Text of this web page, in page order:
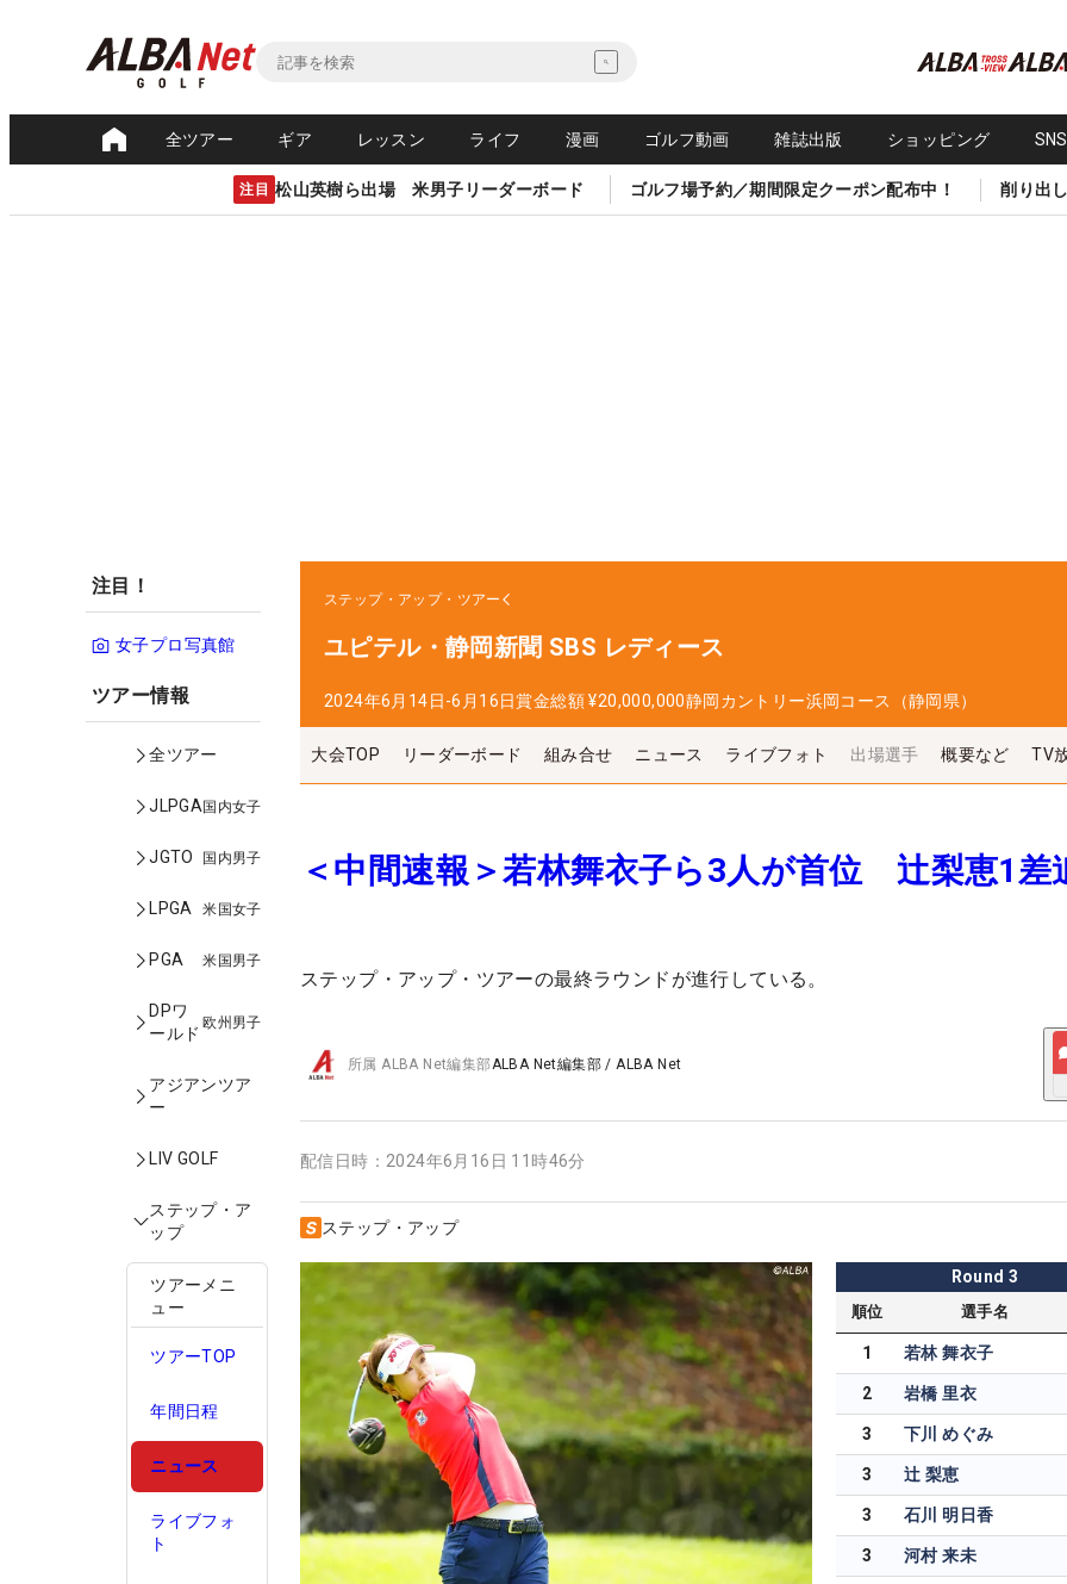
全ツアー ギア レッスン ライフ 漫画 ゴルフ動画 雑誌出版 ショッピング
注目 松山英樹ら出場 米男子リーダーボード ゴルフ場予約／期間限定クーポン配布中！ 削り出
注目！
女子プロ写真館
ツアー情報
全ツアー
JLPGA国内女子
JGTO 国内男子
LPGA 米国女子
PGA 米国男子
DPワ
ールド
欧州男子
アジアンツア
ー
LIV GOLF
ステップ・ア
ップ
ツアーメニ
ュー
ツアーTOP
年間日程
ニュース
ライブフォ
ト
ステップ・アップ・ツアー
ユピテル・静岡新聞 SBS レディース
2024年6月14日-6月16日賞金総額 ¥20,000,000静岡カントリー浜岡コース（静岡県）
大会TOP リーダーボード 組み合せ ニュース ライブフォト 出場選手 概要など TV
＜中間速報＞若林舞衣子ら3人が首位 辻梨恵1差
ステップ・アップ・ツアーの最終ラウンドが進行している。
所属ALBA Net編集部ALBA Net編集部 /ALBA Net
配信日時： 2024年6月16日 11時46分
ステップ・アップ
Round 3
順位 選手名
1 若林 舞衣子
2 岩橋 里衣
3 下川 めぐみ
3 辻 梨恵
3 石川 明日香
3 河村 来未